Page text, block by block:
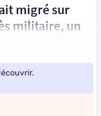
migré sur
militaire, un